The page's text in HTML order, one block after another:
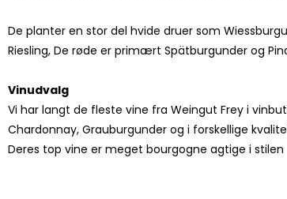
De planter en stor del hvide druer som
Riesling, De røde er primært Spätburgunder og
Vinudvalg
Vi har langt de fleste vine fra Weingut Frey i
Chardonnay, Grauburgunder og i forskellige
Deres top vine er meget bourgogne agtige i stilen